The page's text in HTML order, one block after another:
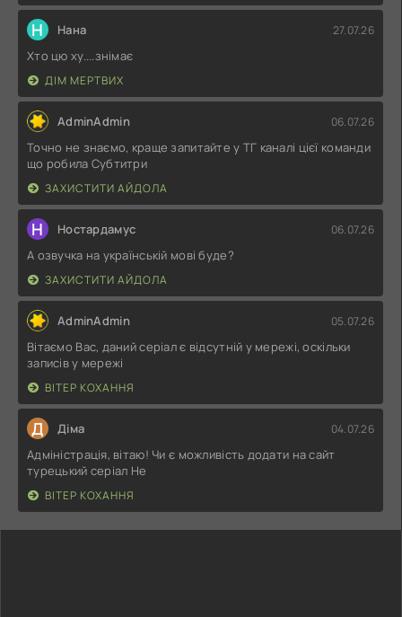
Н Нана 27.07.26
Хто цю ху....знімає
ДІМ МЕРТВИХ
AdminAdmin 06.07.26
Точно не знаємо, краще запитайте у ТГ каналі цієї команди
що робила Субтитри
ЗАХИСТИТИ АЙДОЛА
Н Ностардамус 06.07.26
А озвучка на українській мові буде?
ЗАХИСТИТИ АЙДОЛА
AdminAdmin 05.07.26
Вітаємо Вас, даний серіал є відсутній у мережі, оскільки
записів у мережі
ВІТЕР КОХАННЯ
Д Діма 04.07.26
Адміністрація, вітаю! Чи є можливість додати на сайт
турецький серіал Не
ВІТЕР КОХАННЯ